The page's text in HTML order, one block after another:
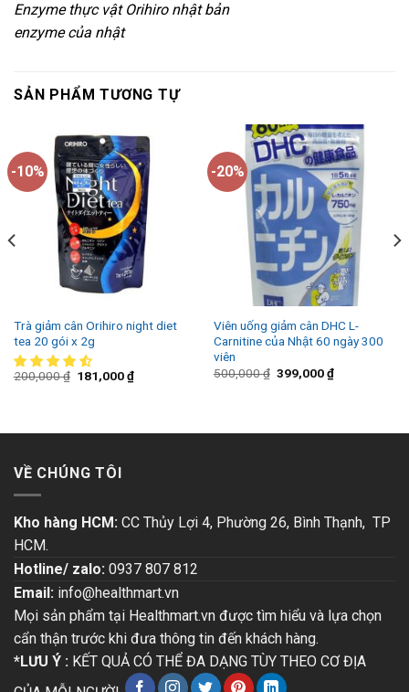
Enzyme thực vật Orihiro nhật bản
enzyme của nhật
SẢN PHẨM TƯƠNG TỰ
-10%
Trà giảm cân Orihiro night diet
tea 20 gói x 2g
200,000₫ 181,000₫
-20%
Viên uống giảm cân DHC L-
Carnitine của Nhật 60 ngày 300
viên
500,000₫ 399,000₫
VỀ CHÚNG TÔI
Kho hàng HCM: CC Thủy Lợi 4, Phường 26, Bình Thạnh, TP
HCM.
Hotline/ zalo: 0937 807 812
Email: info@healthmart.vn
Mọi sản phẩm tại Healthmart.vn được tìm hiểu và lựa chọn
cẩn thận trước khi đưa thông tin đến khách hàng.
*LƯU Ý : KẾT QUẢ CÓ THỂ ĐA DẠNG TÙY THEO CƠ ĐỊA